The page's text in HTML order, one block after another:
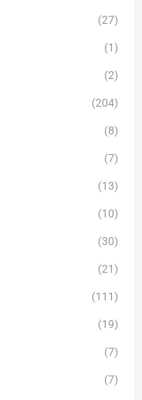
(27)
(1)
(2)
(204)
(8)
(7)
(13)
(10)
(30)
(21)
(111)
(19)
(7)
(7)